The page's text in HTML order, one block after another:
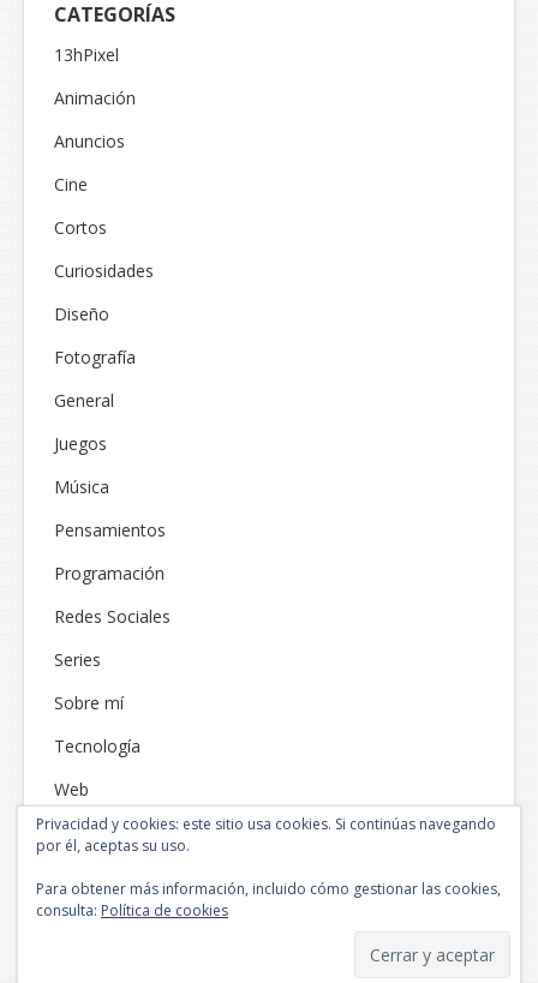
CATEGORÍAS
13hPixel
Animación
Anuncios
Cine
Cortos
Curiosidades
Diseño
Fotografía
General
Juegos
Música
Pensamientos
Programación
Redes Sociales
Series
Sobre mí
Tecnología
Web
Tema: Neblue por
Privacidad y cookies: este sitio usa cookies. Si continúas navegando
por él, aceptas su uso.
Para obtener más información, incluido cómo gestionar las cookies,
consulta: Política de cookies